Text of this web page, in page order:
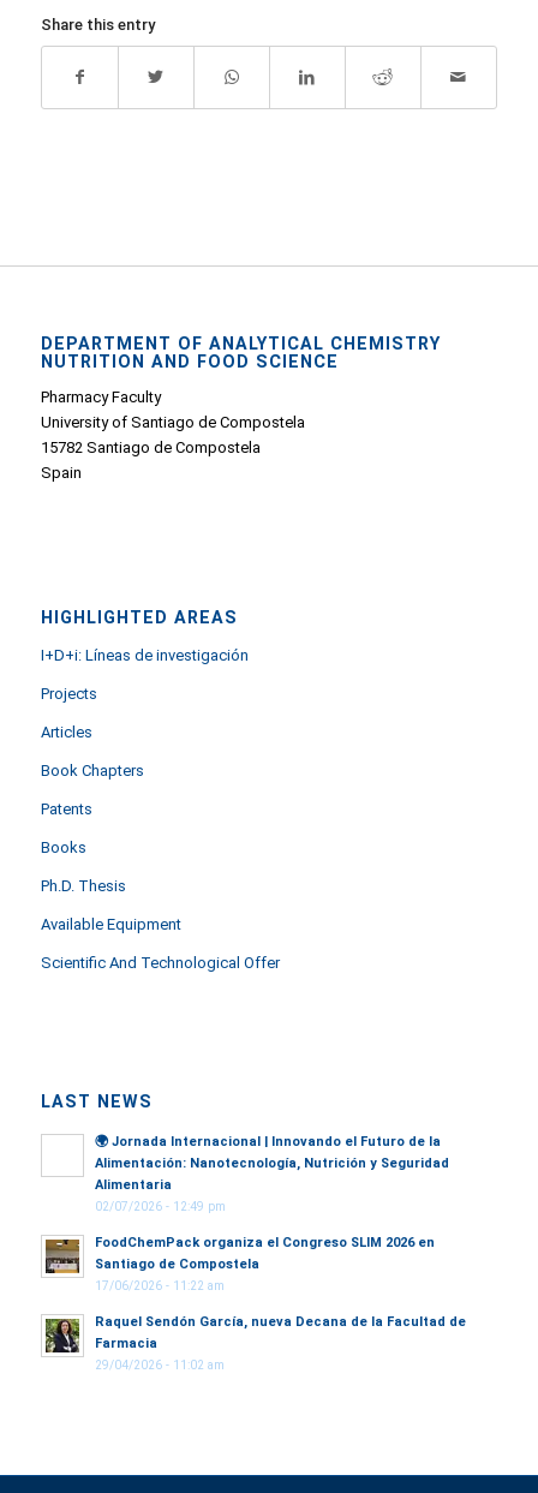
Share this entry
DEPARTMENT OF ANALYTICAL CHEMISTRY
NUTRITION AND FOOD SCIENCE
Pharmacy Faculty
University of Santiago de Compostela
15782 Santiago de Compostela
Spain
HIGHLIGHTED AREAS
I+D+i: Líneas de investigación
Projects
Articles
Book Chapters
Patents
Books
Ph.D. Thesis
Available Equipment
Scientific And Technological Offer
LAST NEWS
🌍 Jornada Internacional | Innovando el Futuro de la
Alimentación: Nanotecnología, Nutrición y Seguridad
Alimentaria
02/07/2026 - 12:49 pm
FoodChemPack organiza el Congreso SLIM 2026 en
Santiago de Compostela
17/06/2026 - 11:22 am
Raquel Sendón García, nueva Decana de la Facultad de
Farmacia
29/04/2026 - 11:02 am